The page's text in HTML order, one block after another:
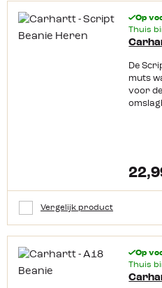
muts op je hoofd zetten? Dan
voor oorwarmers. Zo heb je
waarbij functionaliteit,
zet jij op?
Op
Thuis
De
muts
voor
Hoewel
ook
dames.
Vergelijk product
Op
Thuis